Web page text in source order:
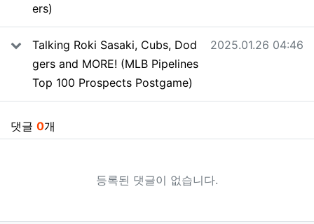
ers)
Talking Roki Sasaki, Cubs, Dod
gers and MORE! (MLB Pipelines
Top 100 Prospects Postgame)
작성일
2025.01.26 04:46
댓글 0개
등록된 댓글이 없습니다.